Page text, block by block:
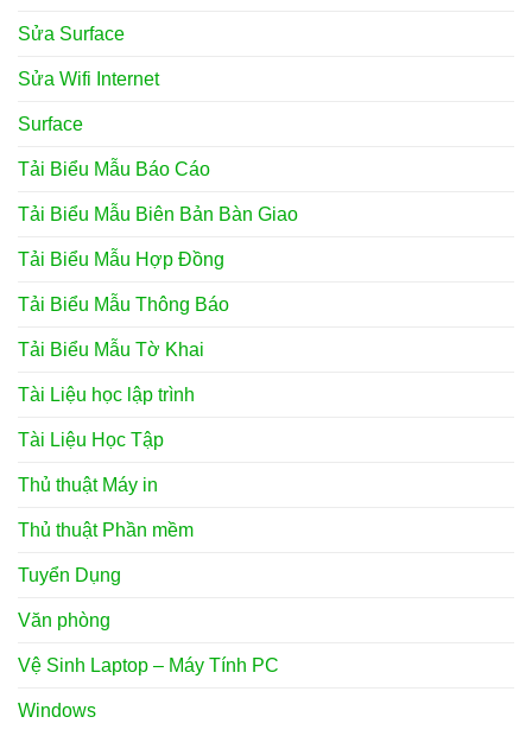
Sửa Surface
Sửa Wifi Internet
Surface
Tải Biểu Mẫu Báo Cáo
Tải Biểu Mẫu Biên Bản Bàn Giao
Tải Biểu Mẫu Hợp Đồng
Tải Biểu Mẫu Thông Báo
Tải Biểu Mẫu Tờ Khai
Tài Liệu học lập trình
Tài Liệu Học Tập
Thủ thuật Máy in
Thủ thuật Phần mềm
Tuyển Dụng
Văn phòng
Vệ Sinh Laptop – Máy Tính PC
Windows